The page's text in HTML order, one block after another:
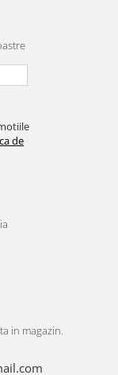
de
in magazin.